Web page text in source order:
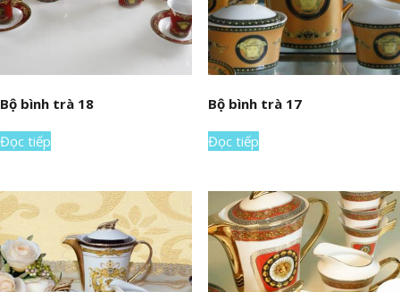
Bộ bình trà 18
Đọc tiếp
Bộ bình trà 17
Đọc tiếp